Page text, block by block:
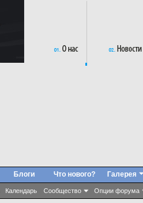
Календарь Сообщество Опции форума
Блоги Что нового? Галерея